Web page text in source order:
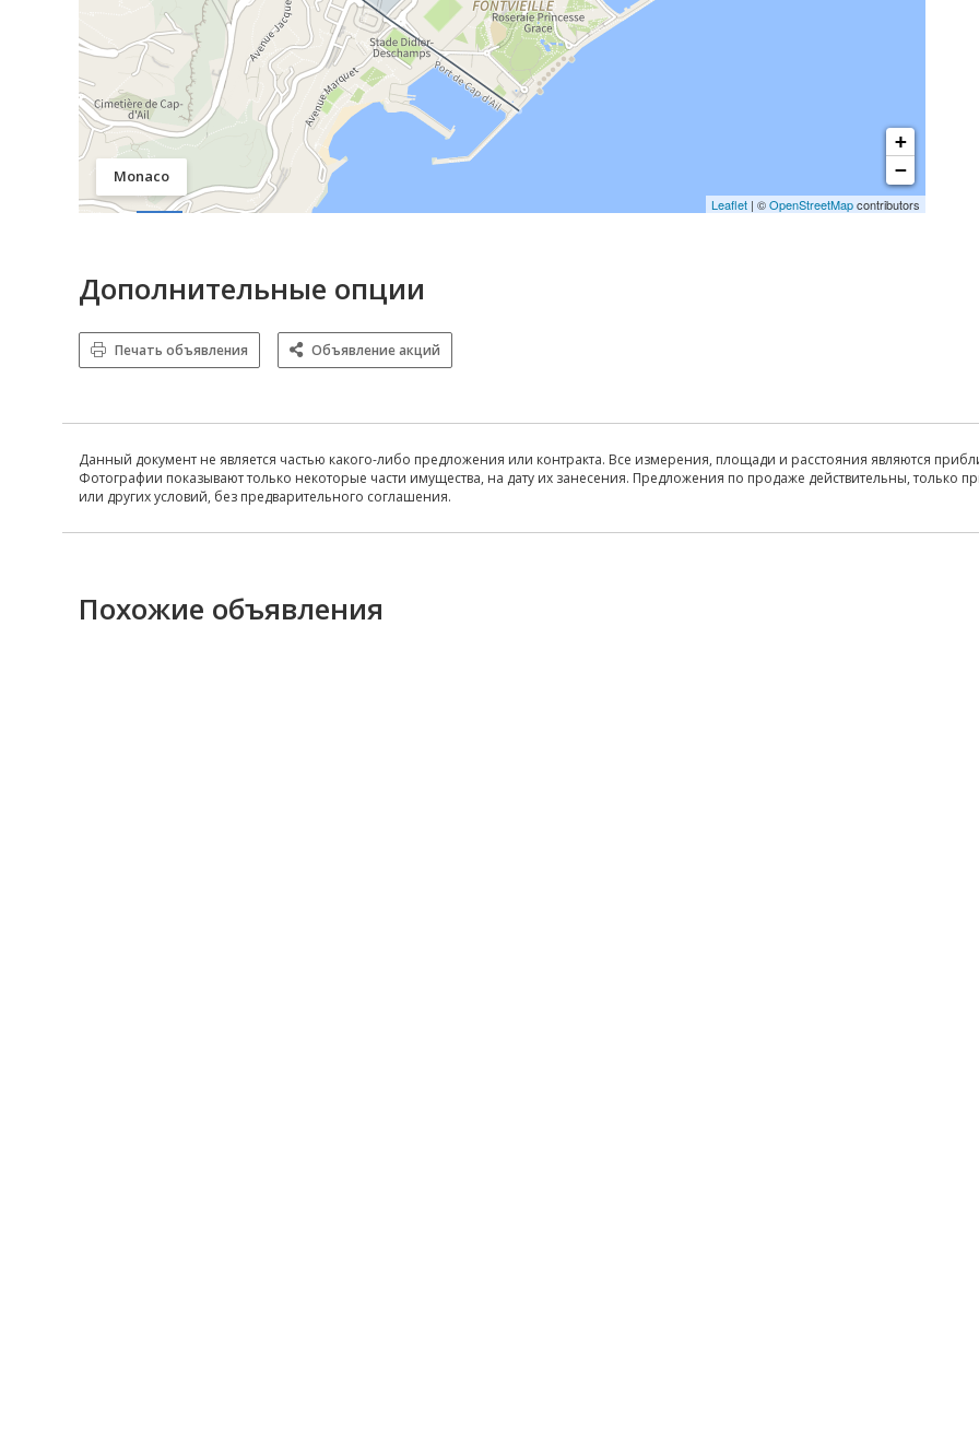
Monaco
+
−
Leaflet | ©OpenStreetMapcontributors
Дополнительные опции
Печать объявления Объявление акций
Данный документ не является частью какого-либо предложения или контракта. Все измерения, площади и расстояния являются
Фотографии показывают только некоторые части имущества, на дату их занесения. Предложения по продаже действительны,
или других условий, без предварительного соглашения.
Похожие объявления